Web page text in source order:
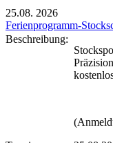
25.08. 2026
Ferienprogramm-
Beschreibung: